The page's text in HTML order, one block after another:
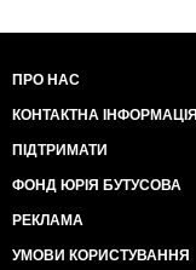
ПРО НАС
КОНТАКТНА ІНФОРМАЦІЯ
ПІДТРИМАТИ
ФОНД ЮРІЯ БУТУСОВА
РЕКЛАМА
УМОВИ КОРИСТУВАННЯ